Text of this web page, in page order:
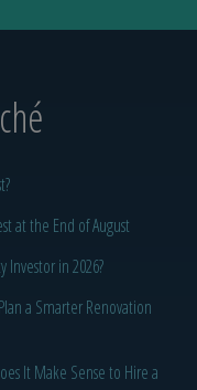
at the End of August
Investor in 2026?
a Smarter Renovation
It Make Sense to Hire a